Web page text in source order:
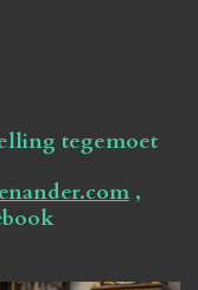
tegemoet
,